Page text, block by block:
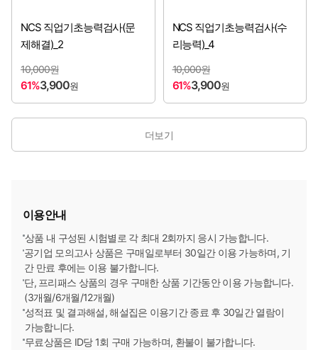
중소벤처기업진흥공단 [2026년 하반기 채용시작]
한국가스공사 [2026년 하반기 채용시작]
한국국토정보공사 [2026년 하반기 채용시작]
한국사회보장정보원 [2026년 하반기 채용시작]
한국석유공사
한국수출입은행 [2026년 하반기 채용시작]
한국인터넷진흥원 [2026년 하반기 채용시작]
NCS 직업기초능력검사(문
제해결)_2
10,000원
61%3,900원
NCS 직업기초능력검사(수
리능력)_4
10,000원
61%3,900원
더보기
이용안내
상품 내 구성된 시험별로 각 최대 2회까지 응시 가능합니다.
공기업 모의고사 상품은 구매일로부터 30일간 이용 가능하며, 기
간 만료 후에는 이용 불가합니다.
단, 프리패스 상품의 경우 구매한 상품 기간동안 이용 가능합니다.
(3개월/6개월/12개월)
성적표 및 결과해설, 해설집은 이용기간 종료 후 30일간 열람이
가능합니다.
무료상품은 ID당 1회 구매 가능하며, 환불이 불가합니다.